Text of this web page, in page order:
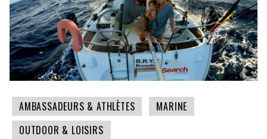
AMBASSADEURS & ATHLÈTES
MARINE
OUTDOOR & LOISIRS